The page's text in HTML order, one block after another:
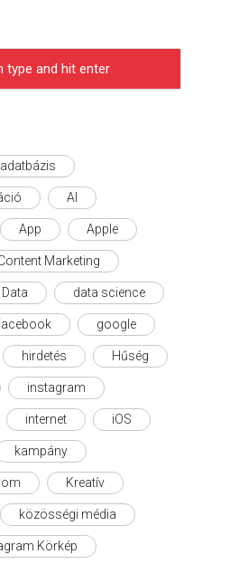
adatbázis
AI
App Apple
Marketing
Data data science
google
hirdetés Hűség
instagram
internet iOS
kampány
Kreatív
közösségi média
Körkép